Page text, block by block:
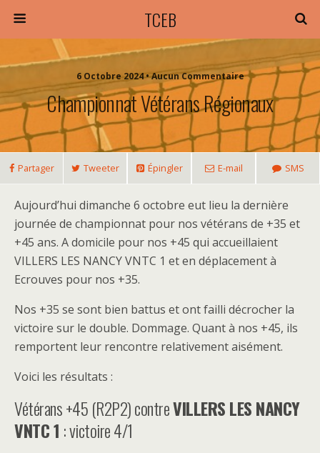
TCEB
6 Octobre 2024 • Aucun Commentaire
Championnat Vétérans Régionaux
Partager Tweeter Épingler E-mail SMS
Aujourd’hui dimanche 6 octobre eut lieu la dernière
journée de championnat pour nos vétérans de +35 et
+45 ans. A domicile pour nos +45 qui accueillaient
VILLERS LES NANCY VNTC 1 et en déplacement à
Ecrouves pour nos +35.
Nos +35 se sont bien battus et ont failli décrocher la
victoire sur le double. Dommage. Quant à nos +45, ils
remportent leur rencontre relativement aisément.
Voici les résultats :
Vétérans +45 (R2P2) contreVILLERS LES NANCY
VNTC 1 : victoire 4/1